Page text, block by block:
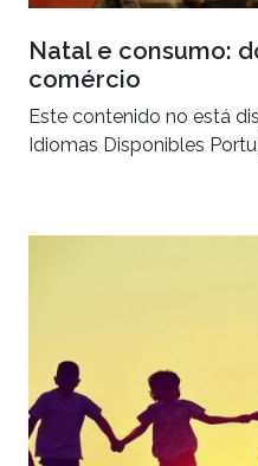
Natal e consumo:
comércio
Este contenido no está
Idiomas Disponibles